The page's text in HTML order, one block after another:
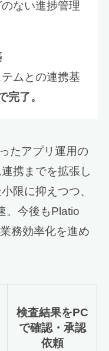
ない進捗管理
ムとの連携基
完了。
たアプリ運用の
携までを拡張し
限に抑えつつ、
。今後もPlatio
務効率化を進め
検査結果をPC
で確認・承認
依頼